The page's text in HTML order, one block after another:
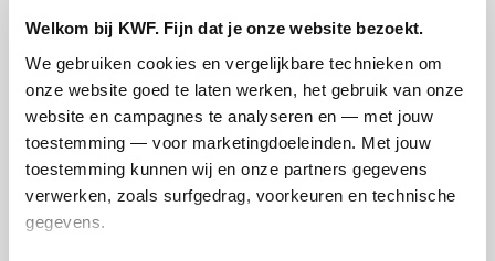
Welkom bij KWF. Fijn dat je onze website bezoekt.
We gebruiken cookies en vergelijkbare technieken om
onze website goed te laten werken, het gebruik van onze
website en campagnes te analyseren en — met jouw
toestemming — voor marketingdoeleinden. Met jouw
toestemming kunnen wij en onze partners gegevens
verwerken, zoals surfgedrag, voorkeuren en technische
gegevens.
Emin's badges